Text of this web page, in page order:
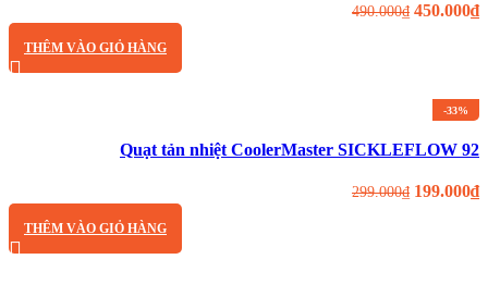
490.000₫ 450.000₫
THÊM VÀO GIỎ HÀNG
-33%
Quạt tản nhiệt CoolerMaster SICKLEFLOW 92
299.000₫ 199.000₫
THÊM VÀO GIỎ HÀNG